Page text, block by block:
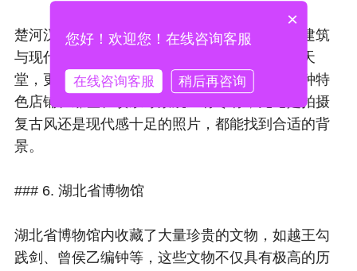
楚河汉街以民国建筑风格为特色，古色古香的建筑
与现代商业元素完美融合。这里不仅是购物的天
堂，更是拍照的绝佳地点。从街头到街尾，各种特
色店铺、雕塑、喷泉等景观应有尽有，无论是拍摄
复古风还是现代感十足的照片，都能找到合适的背
景。
### 6. 湖北省博物馆
湖北省博物馆内收藏了大量珍贵的文物，如越王勾
践剑、曾侯乙编钟等，这些文物不仅具有极高的历
×
您好！欢迎您！在线咨询客服
在线咨询客服 稍后再咨询